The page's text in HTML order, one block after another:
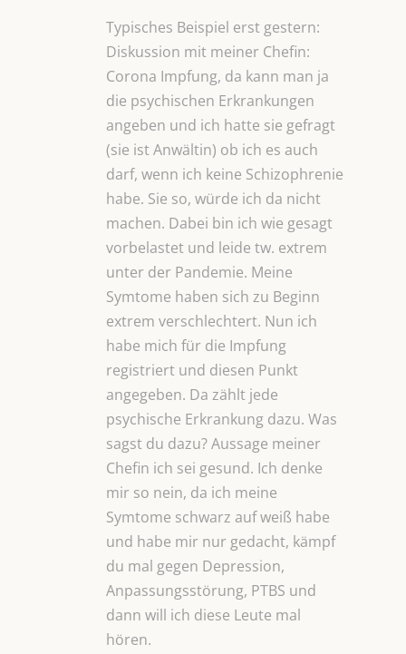
Typisches Beispiel erst gestern:
Diskussion mit meiner Chefin:
Corona Impfung, da kann man ja
die psychischen Erkrankungen
angeben und ich hatte sie gefragt
(sie ist Anwältin) ob ich es auch
darf, wenn ich keine Schizophrenie
habe. Sie so, würde ich da nicht
machen. Dabei bin ich wie gesagt
vorbelastet und leide tw. extrem
unter der Pandemie. Meine
Symtome haben sich zu Beginn
extrem verschlechtert. Nun ich
habe mich für die Impfung
registriert und diesen Punkt
angegeben. Da zählt jede
psychische Erkrankung dazu. Was
sagst du dazu? Aussage meiner
Chefin ich sei gesund. Ich denke
mir so nein, da ich meine
Symtome schwarz auf weiß habe
und habe mir nur gedacht, kämpf
du mal gegen Depression,
Anpassungsstörung, PTBS und
dann will ich diese Leute mal
hören.